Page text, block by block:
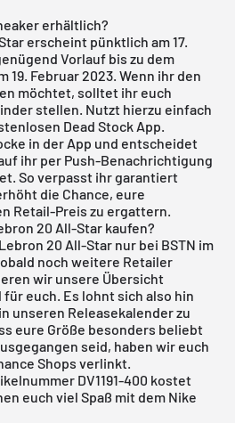
erhältlich?
erscheint pünktlich am 17.
Vorlauf bis zu dem
19. Februar 2023. Wenn ihr den
möchtet, solltet ihr euch
stellen. Nutzt hierzu einfach
Dead Stock App.
in der App und entscheidet
ihr per Push-Benachrichtigung
So verpasst ihr garantiert
die Chance, eure
Retail-Preis zu ergattern.
20 All-Star kaufen?
20 All-Star nur bei BSTN im
noch weitere Retailer
wir unsere Übersicht
euch. Es lohnt sich also hin
unseren Releasekalenderzu
eure Größe besonders beliebt
seid, haben wir euch
Shops verlinkt.
DV1191-400 kostet
euch viel Spaß mit dem Nike